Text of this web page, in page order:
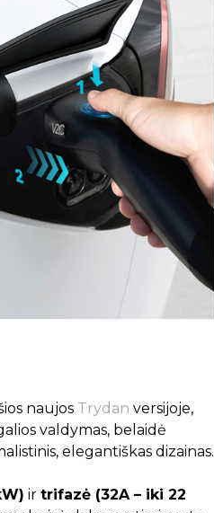
naujos Trydan versijoje,
valdymas, belaidė
elegantiškas dizainas.
ir trifazė (32A – iki 22